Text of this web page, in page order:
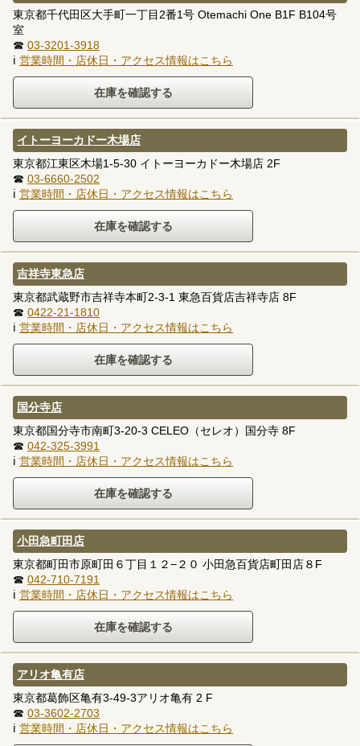
東京都千代田区大手町一丁目2番1号 Otemachi One B1F B104号
室
☎ 03-3201-3918
ℹ 営業時間・店休日・アクセス情報はこちら
イトーヨーカドー木場店
東京都江東区木場1-5-30 イトーヨーカドー木場店 2F
☎ 03-6660-2502
ℹ 営業時間・店休日・アクセス情報はこちら
吉祥寺東急店
東京都武蔵野市吉祥寺本町2-3-1 東急百貨店吉祥寺店 8F
☎ 0422-21-1810
ℹ 営業時間・店休日・アクセス情報はこちら
国分寺店
東京都国分寺市南町3-20-3 CELEO（セレオ）国分寺 8F
☎ 042-325-3991
ℹ 営業時間・店休日・アクセス情報はこちら
小田急町田店
東京都町田市原町田６丁目１２−２０ 小田急百貨店町田店８F
☎ 042-710-7191
ℹ 営業時間・店休日・アクセス情報はこちら
アリオ亀有店
東京都葛飾区亀有3-49-3アリオ亀有 2 F
☎ 03-3602-2703
ℹ 営業時間・店休日・アクセス情報はこちら